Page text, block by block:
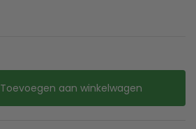
Toevoegen aan winkelwagen